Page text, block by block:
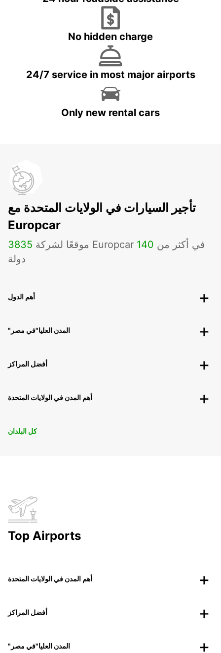
No hidden charge
24/7 service in most major airports
Only new rental cars
تأجير السيارات في الولايات المتحدة مع
Europcar
3835 موقعًا لشركة Europcar في أكثر من 140
دولة
أهم الدول
"المدن العليا"في مصر
أفضل المراكز
أهم المدن في الولايات المتحدة
كل البلدان
Top Airports
أهم المدن في الولايات المتحدة
أفضل المراكز
"المدن العليا"في مصر